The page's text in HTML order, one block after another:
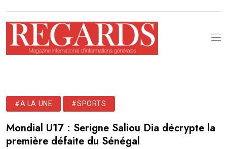
#A LA UNE #SPORTS
Mondial U17 : Serigne Saliou Dia décrypte la
première défaite du Sénégal